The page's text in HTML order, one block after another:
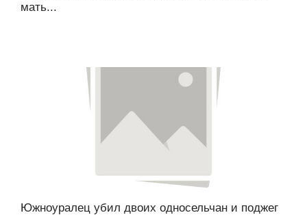
мать...
Южноуралец убил двоих односельчан и поджег